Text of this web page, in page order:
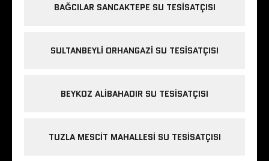
BAĞCILAR SANCAKTEPE SU TESISATÇISI
SULTANBEYLI ORHANGAZI SU TESISATÇISI
BEYKOZ ALIBAHADIR SU TESISATÇISI
TUZLA MESCIT MAHALLESI SU TESISATÇISI